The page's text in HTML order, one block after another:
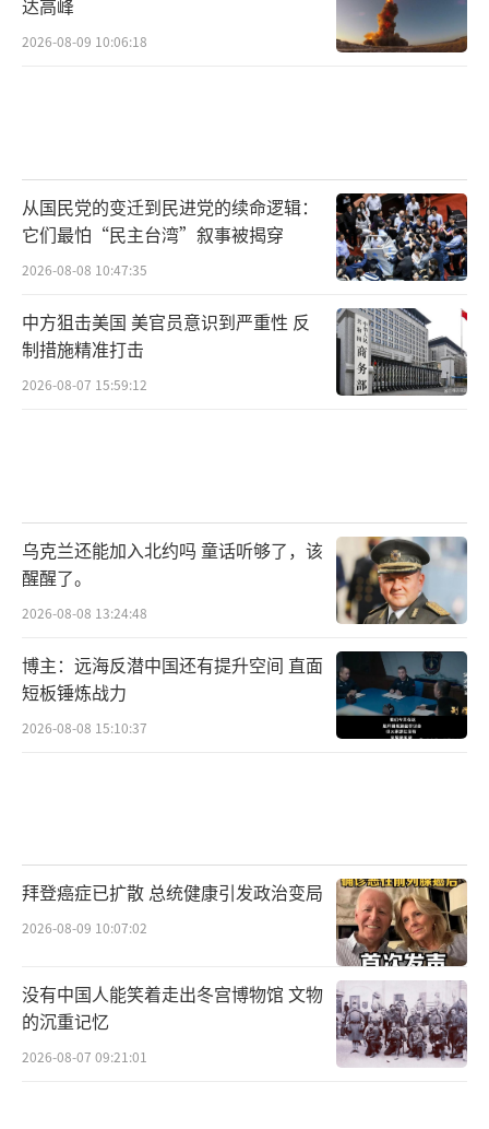
达高峰
2026-08-09 10:06:18
从国民党的变迁到民进党的续命逻辑：
它们最怕“民主台湾”叙事被揭穿
2026-08-08 10:47:35
中方狙击美国 美官员意识到严重性 反
制措施精准打击
2026-08-07 15:59:12
乌克兰还能加入北约吗 童话听够了，该
醒醒了。
2026-08-08 13:24:48
博主：远海反潜中国还有提升空间 直面
短板锤炼战力
2026-08-08 15:10:37
拜登癌症已扩散 总统健康引发政治变局
2026-08-09 10:07:02
没有中国人能笑着走出冬宫博物馆 文物
的沉重记忆
2026-08-07 09:21:01